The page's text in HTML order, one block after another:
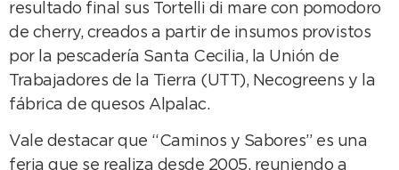
resultado final sus Tortelli di mare con pomodoro
de cherry, creados a partir de insumos provistos
por la pescadería Santa Cecilia, la Unión de
Trabajadores de la Tierra (UTT), Necogreens y la
fábrica de quesos Alpalac.
Vale destacar que “Caminos y Sabores” es una
feria que se realiza desde 2005, reuniendo a